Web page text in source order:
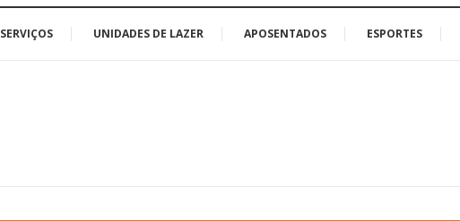
SERVIÇOS UNIDADES DE LAZER APOSENTADOS ESPORTES